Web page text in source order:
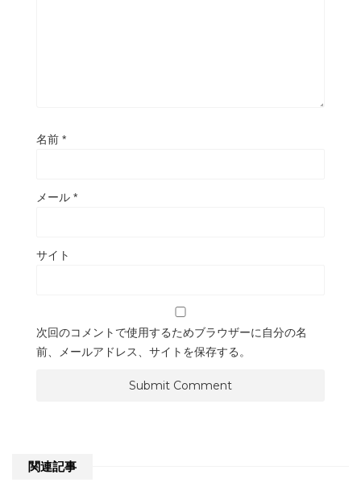
名前 *
メール *
サイト
次回のコメントで使用するためブラウザーに自分の名
前、メールアドレス、サイトを保存する。
関連記事